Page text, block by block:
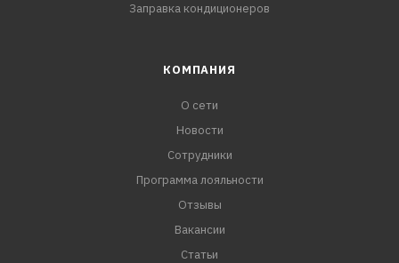
Заправка кондиционеров
КОМПАНИЯ
О сети
Новости
Сотрудники
Программа лояльности
Отзывы
Вакансии
Статьи